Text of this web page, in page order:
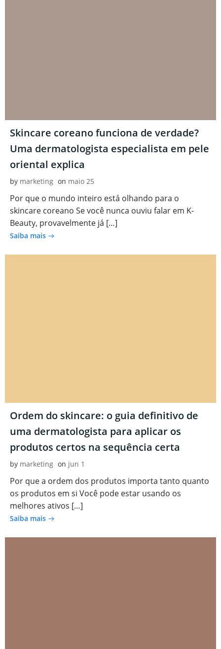
Skincare coreano funciona de verdade?
Uma dermatologista especialista em pele
oriental explica
by marketing on maio 25
Por que o mundo inteiro está olhando para o
skincare coreano Se você nunca ouviu falar em K-
Beauty, provavelmente já […]
Saiba mais
Ordem do skincare: o guia definitivo de
uma dermatologista para aplicar os
produtos certos na sequência certa
by marketing on jun 1
Por que a ordem dos produtos importa tanto quanto
os produtos em si Você pode estar usando os
melhores ativos […]
Saiba mais